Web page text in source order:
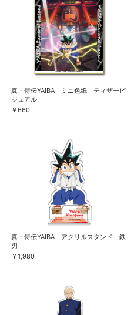
真・侍伝YAIBA ミニ色紙 ティザービ
ジュアル
￥660
真・侍伝YAIBA アクリルスタンド 鉄
刃
￥1,980